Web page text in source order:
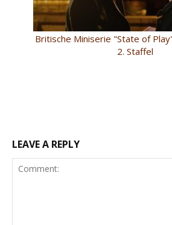
Britische Miniserie "State of
2. Staffel
LEAVE A REPLY